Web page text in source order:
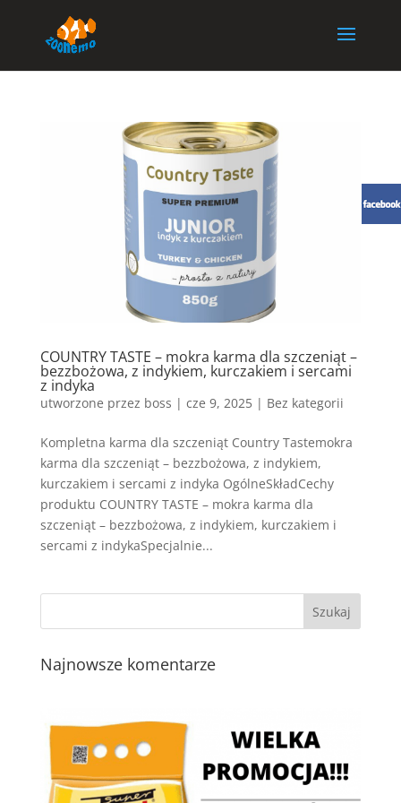
COUNTRY TASTE – mokra karma dla szczeniąt –
bezzbożowa, z indykiem, kurczakiem i sercami
z indyka
utworzone przez boss | cze 9, 2025| Bez kategorii
Kompletna karma dla szczeniąt Country Tastemokra
karma dla szczeniąt – bezzbożowa, z indykiem,
kurczakiem i sercami z indyka OgólneSkładCechy
produktu COUNTRY TASTE – mokra karma dla
szczeniąt – bezzbożowa, z indykiem, kurczakiem i
sercami z indykaSpecjalnie...
Najnowsze komentarze